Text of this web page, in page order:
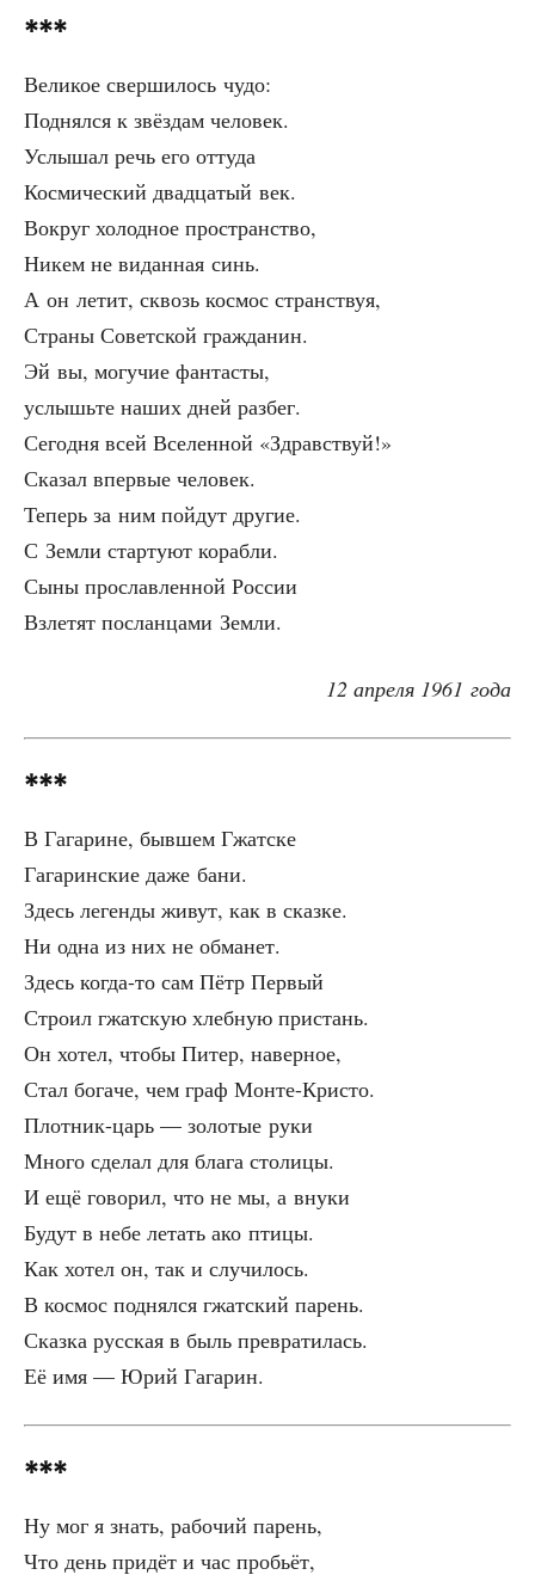
***
Вели­кое свер­ши­лось чудо:
Под­нял­ся к звёз­дам человек.
Услы­шал речь его оттуда
Кос­ми­че­ский два­дца­тый век.
Вокруг холод­ное пространство,
Никем не видан­ная синь.
А он летит, сквозь кос­мос странствуя,
Стра­ны Совет­ской гражданин.
Эй вы, могу­чие фантасты,
услышь­те наших дней разбег.
Сего­дня всей Все­лен­ной «Здрав­ствуй!»
Ска­зал впер­вые человек.
Теперь за ним пой­дут другие.
С Зем­ли стар­ту­ют корабли.
Сыны про­слав­лен­ной России
Взле­тят послан­ца­ми Земли.
12 апре­ля 1961 года
***
В Гага­рине, быв­шем Гжатске
Гага­рин­ские даже бани.
Здесь леген­ды живут, как в сказке.
Ни одна из них не обманет.
Здесь когда-то сам Пётр Первый
Стро­ил гжат­скую хлеб­ную пристань.
Он хотел, что­бы Питер, наверное,
Стал бога­че, чем граф Монте-Кристо.
Плот­ник-царь — золо­тые руки
Мно­го сде­лал для бла­га столицы.
И ещё гово­рил, что не мы, а внуки
Будут в небе летать ако птицы.
Как хотел он, так и случилось.
В кос­мос под­нял­ся гжат­ский парень.
Сказ­ка рус­ская в быль превратилась.
Её имя — Юрий Гагарин.
***
Ну мог я знать, рабо­чий парень,
Что день при­дёт и час пробьёт,